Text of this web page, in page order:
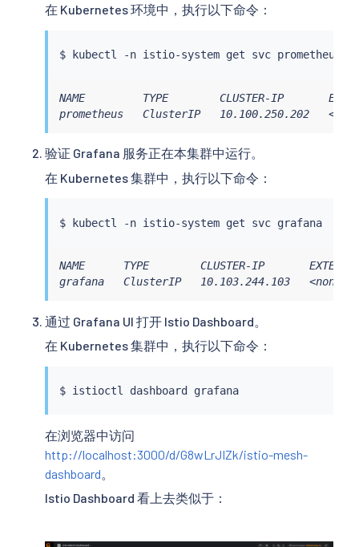
在 Kubernetes 环境中，执行以下命令：
$ kubectl
NAME         TYPE        CLUSTER-IP
prometheus   ClusterIP   10.100.250.202
验证 Grafana 服务正在本集群中运行。
在 Kubernetes 集群中，执行以下命令：
$ kubectl -n istio-system get svc grafana
NAME      TYPE        CLUSTER-IP
grafana   ClusterIP   10.103.244.103   <none>
通过 Grafana UI 打开 Istio Dashboard。
在 Kubernetes 集群中，执行以下命令：
$ istioctl dashboard grafana
在浏览器中访问
http://localhost:3000/d/G8wLrJIZk/istio-mesh-
dashboard。
Istio Dashboard 看上去类似于：